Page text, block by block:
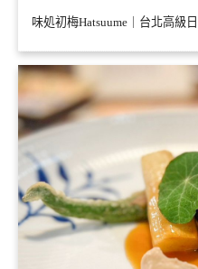
味処初梅Hatsuume｜台北高級